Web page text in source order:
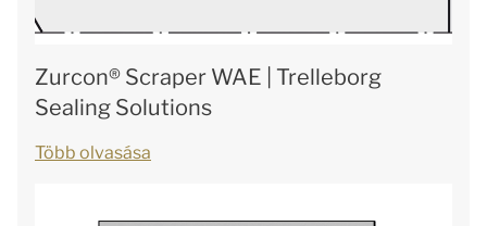
Zurcon® Scraper WAE | Trelleborg
Sealing Solutions
Több olvasása